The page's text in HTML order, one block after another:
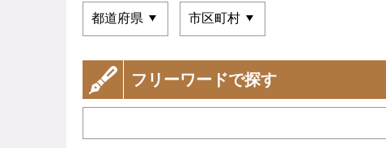
フリーワードで探す